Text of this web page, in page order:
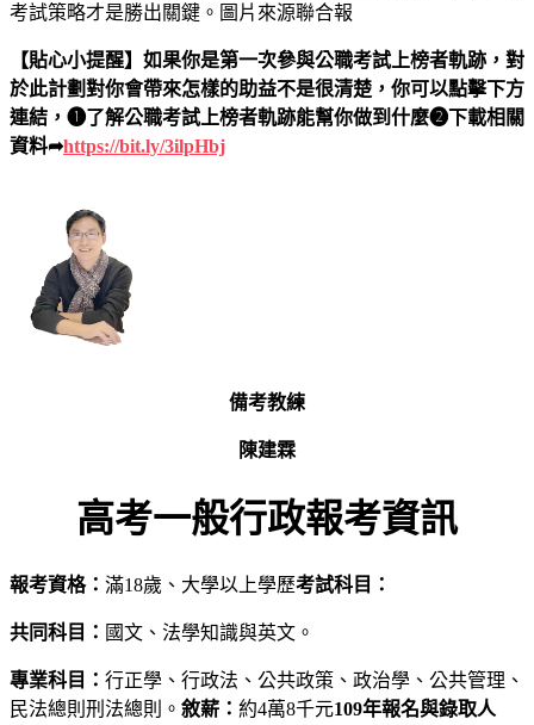
考試策略才是勝出關鍵。圖片來源聯合報
【貼心小提醒】 如果你是第一次參與公職考試上榜者軌跡，對
於此計劃對你會帶來怎樣的助益不是很清楚，你可以點擊下方
連結，❶了解公職考試上榜者軌跡能幫你做到什麼❷下載相關
資料➦https://bit.ly/3ilpHbj
備考教練
陳建霖
高考一般行政報考資訊
報考資格： 滿18歲、大學以上學歷考試科目：
共同科目： 國文、法學知識與英文。
專業科目： 行正學、行政法、公共政策、政治學、公共管理、
民法總則刑法總則。 敘薪： 約4萬8千元109年報名與錄取人